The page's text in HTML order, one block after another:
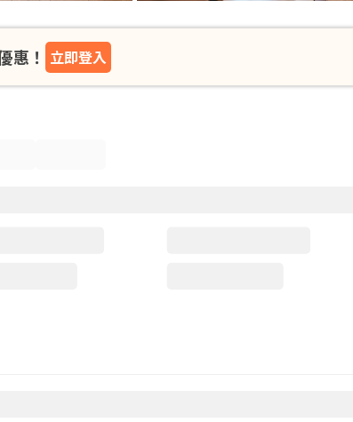
惠！ 立即登入